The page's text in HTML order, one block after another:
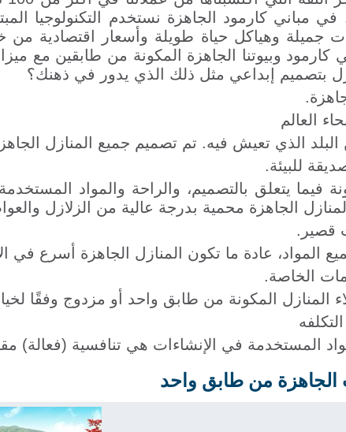
كارمود
جميلة وهياكل حياة طويلة وأسعار اقتصادية من
كارمود وبيوتنا الجاهزة المكونة من طابقين مع
بتصميم إبداعي مثل ذلك الذي يدور في ذهنك؟
العالم
الذي تعيش فيه. تم تصميم جميع المنازل
للبيئة.
فيما يتعلق بالتصميم، والراحة والمواد
الجاهزة محمية بدرجة عالية من الزلازل
قصير.
المواد، عادة ما تكون المنازل الجاهزة أسرع في
الخاصة.
المنازل المكونة من طابق واحد أو مزدوج وفقًا
المستخدمة في الإنشاءات هي تنافسية (فعالة)
الجاهزة من طابق واحد